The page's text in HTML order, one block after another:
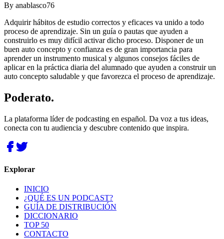
By anablasco76
Adquirir hábitos de estudio correctos y eficaces va unido a todo
proceso de aprendizaje. Sin un guía o pautas que ayuden a
construirlo es muy difícil activar dicho proceso. Disponer de un
buen auto concepto y confianza es de gran importancia para
aprender un instrumento musical y algunos consejos fáciles de
aplicar en la práctica diaria del alumnado que ayuden a construir un
auto concepto saludable y que favorezca el proceso de aprendizaje.
Poderato.
La plataforma líder de podcasting en español. Da voz a tus ideas,
conecta con tu audiencia y descubre contenido que inspira.
Explorar
INICIO
¿QUÉ ES UN PODCAST?
GUÍA DE DISTRIBUCIÓN
DICCIONARIO
TOP 50
CONTACTO